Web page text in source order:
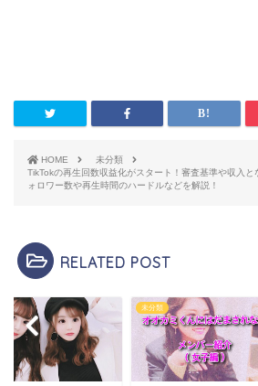
HOME
未分類
TikTokの再生回数収益化がスタート！審査基準や収入
ォロワー数や再生時間のハードルなどを解説！
RELATED POST
未分類